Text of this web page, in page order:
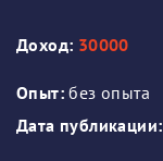
Доход: 30000
Опыт:без опыта
Дата публикации: